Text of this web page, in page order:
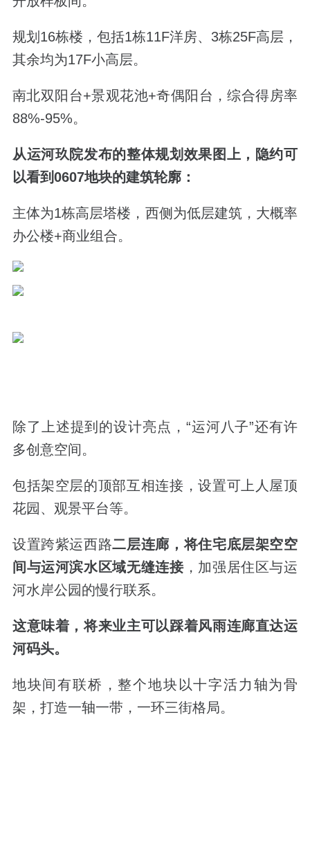
规划16栋楼，包括1栋11F洋房、3栋25F高层，
其余均为17F小高层。
南北双阳台+景观花池+奇偶阳台，综合得房率
88%-95%。
从运河玖院发布的整体规划效果图上，隐约可
以看到0607地块的建筑轮廓：
主体为1栋高层塔楼，西侧为低层建筑，大概率
办公楼+商业组合。
除了上述提到的设计亮点，“运河八子”还有许
多创意空间。
包括架空层的顶部互相连接，设置可上人屋顶
花园、观景平台等。
设置跨紫运西路二层连廊，将住宅底层架空空
间与运河滨水区域无缝连接，加强居住区与运
河水岸公园的慢行联系。
这意味着，将来业主可以踩着风雨连廊直达运
河码头。
地块间有联桥，整个地块以十字活力轴为骨
架，打造一轴一带，一环三街格局。